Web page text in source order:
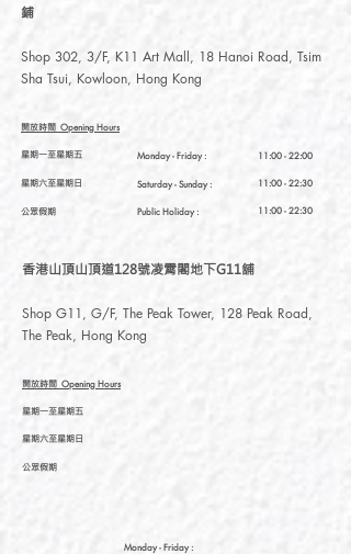
11:00 - 22:00
11:00 - 22:30
11:00 - 22:30
鋪
Shop 302, 3/F, K11 Art Mall, 18 Hanoi Road, Tsim
Sha Tsui, Kowloon, Hong Kong
開放時間 Opening Hours
星期一至星期五
星期六至星期日
公眾假期
Monday - Friday :
Saturday- Sunday :
Public Holiday :
香港山頂山頂道128號凌霄閣地下G11舖
Shop G11, G/F, The Peak Tower, 128 Peak Road,
The Peak, Hong Kong
開放時間 Opening Hours
星期一至星期五
星期六至星期日
公眾假期
Monday - Friday :